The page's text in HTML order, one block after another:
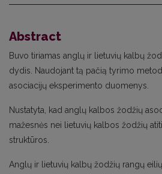
Abstract
Buvo tiriamas anglų ir lietuvių kalbų
dydis. Naudojant tą pačią tyrimo
asociacijų eksperimento duomenys.
Nustatyta, kad anglų kalbos žodžių
mažesnės nei lietuvių kalbos žodžių
struktūros.
Anglų ir lietuvių kalbų žodžių rangų